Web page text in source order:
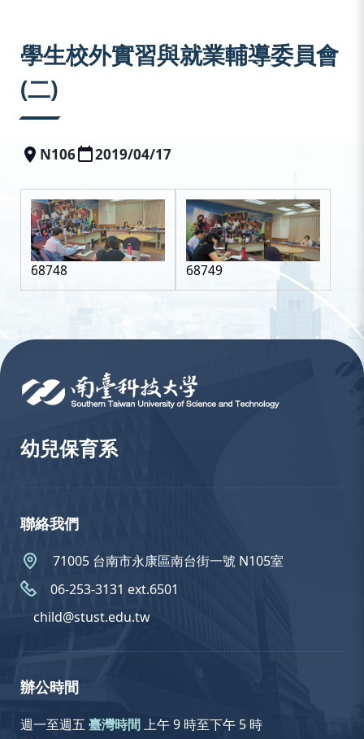
學生校外實習與就業輔導委員會
(二)
N106 2019/04/17
68748 68749
幼兒保育系
聯絡我們
71005 台南市永康區南台街一號 N105室
06-253-3131 ext.6501
child@stust.edu.tw
辦公時間
週一至週五 臺灣時間上午 9 時至下午 5 時